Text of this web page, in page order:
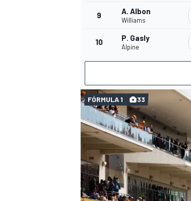
9 A. Albon
Williams
10 P. Gasly
Alpine
FÓRMULA 1 33